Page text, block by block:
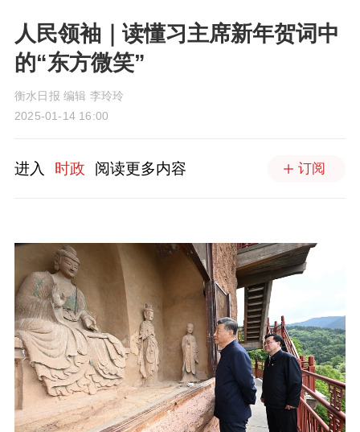
人民领袖｜读懂习主席新年贺词中
的“东方微笑”
衡水日报 编辑 李玲玲
2025-01-14 16:00
进入 时政 阅读更多内容 订阅